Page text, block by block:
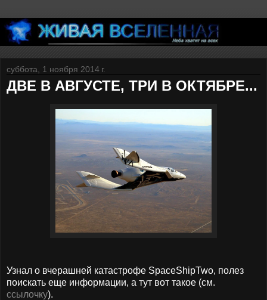
суббота, 1 ноября 2014 г.
ДВЕ В АВГУСТЕ, ТРИ В ОКТЯБРЕ...
Узнал о вчерашней катастрофе SpaceShipTwo, полез
поискать еще информации, а тут вот такое (см.
ссылочку).